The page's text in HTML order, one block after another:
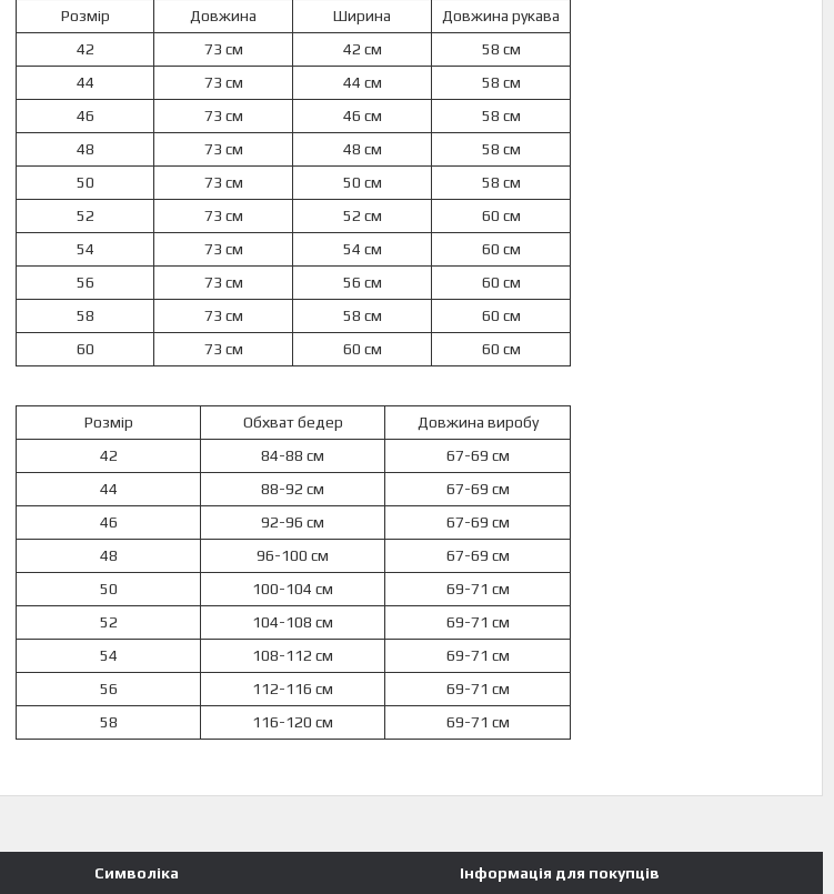
Розмір Довжина Ширина
Довжина рукава
42
73 см 42 см
58 см
44
73 см 44 см
58 см
46
73 см 46 см
58 см
48
73 см 48 см
58 см
50
73 см 50 см
58 см
52
73 см 52 см
60 см
54
73 см 54 см
60 см
56
73 см 56 см
60 см
58
73 см 58 см
60 см
60
73 см 60 см 60 см
Розмір Обхват бедер
Довжина виробу
42
84-88 см
67-69 см
44
88-92 см
67-69 см
46
92-96 см
67-69 см
48
96-100 см
67-69 см
50
100-104 см
69-71 см
52
104-108 см
69-71 см
54
108-112 см
69-71 см
56
112-116 см
69-71 см
58
116-120 см 69-71 см
Символіка Інформація для покупців